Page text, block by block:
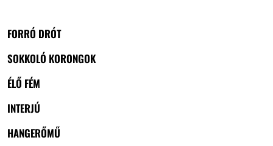
FORRÓ DRÓT
SOKKOLÓ KORONGOK
ÉLŐ FÉM
INTERJÚ
HANGERŐMŰ